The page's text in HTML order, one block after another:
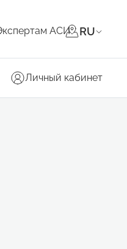
АСИ RU
Личный кабинет